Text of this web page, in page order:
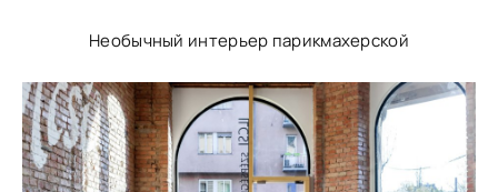
Необычный интерьер парикмахерской